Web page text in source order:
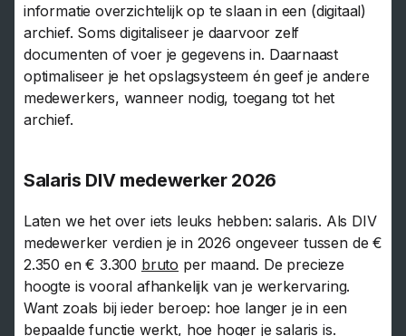
informatie overzichtelijk op te slaan in een (digitaal)
archief. Soms digitaliseer je daarvoor zelf
documenten of voer je gegevens in. Daarnaast
optimaliseer je het opslagsysteem én geef je andere
medewerkers, wanneer nodig, toegang tot het
archief.
Salaris DIV medewerker 2026
Laten we het over iets leuks hebben: salaris. Als DIV
medewerker verdien je in 2026 ongeveer tussen de €
2.350 en € 3.300 bruto per maand. De precieze
hoogte is vooral afhankelijk van je werkervaring.
Want zoals bij ieder beroep: hoe langer je in een
bepaalde functie werkt, hoe hoger je salaris is.